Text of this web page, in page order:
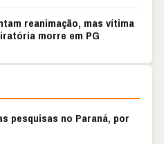
reanimação, mas vítima
morre em PG
pesquisas no Paraná, por